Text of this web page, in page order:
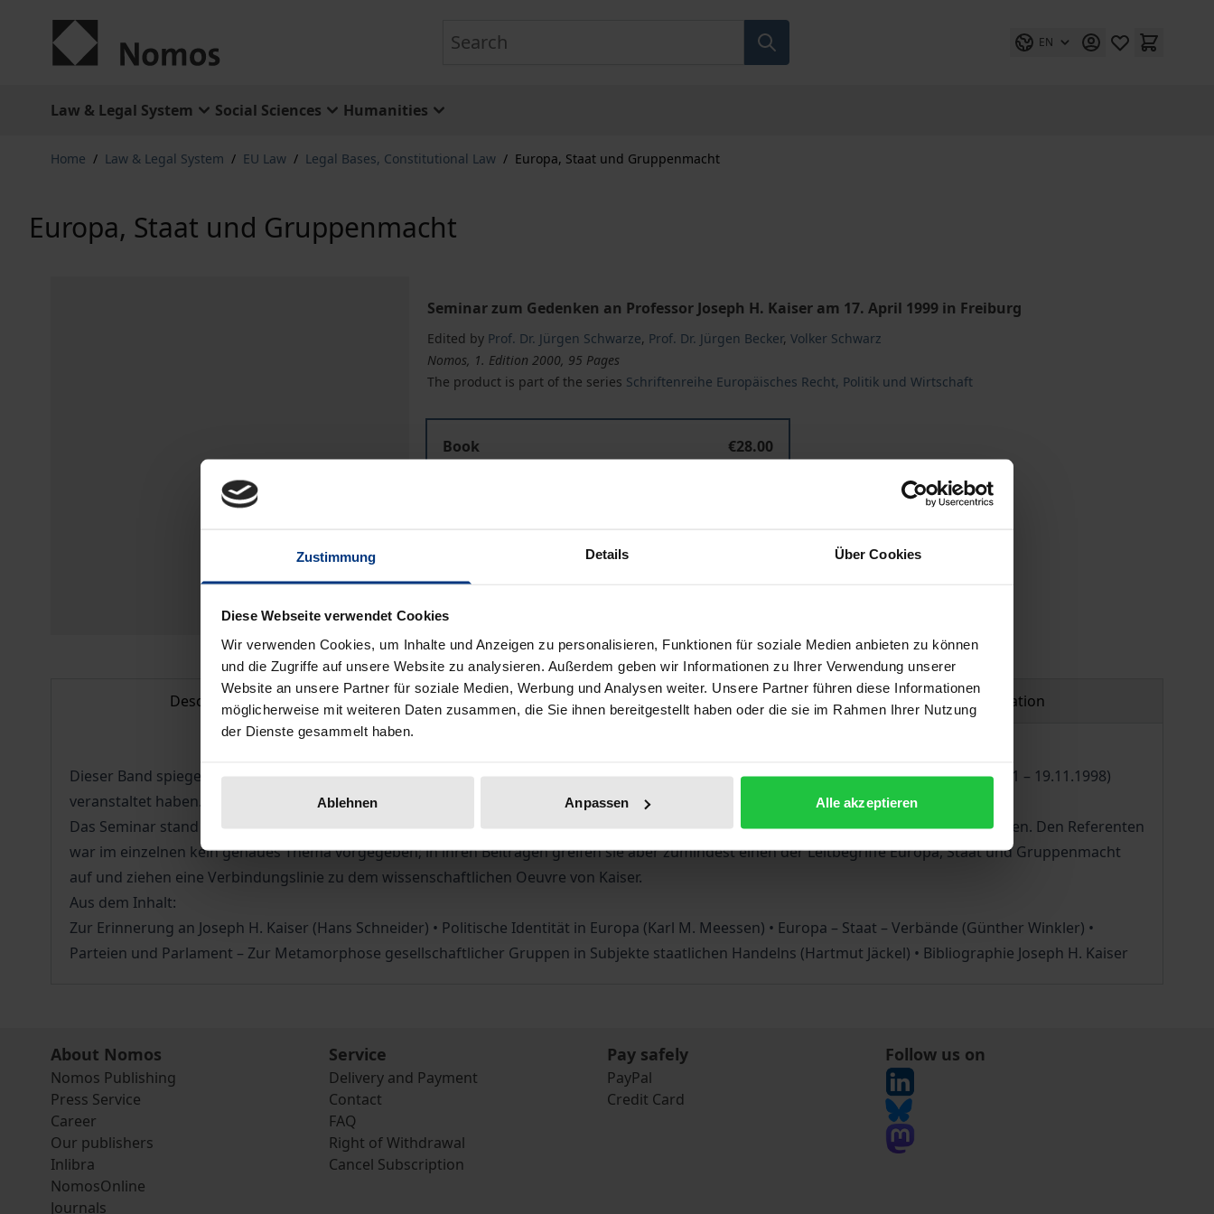
Zustimmung Details Über Cookies
Diese Webseite verwendet Cookies
Wir verwenden Cookies, um Inhalte und Anzeigen zu personalisieren, Funktionen für soziale Medien anbieten zu können
und die Zugriffe auf unsere Website zu analysieren. Außerdem geben wir Informationen zu Ihrer Verwendung unserer
Website an unsere Partner für soziale Medien, Werbung und Analysen weiter. Unsere Partner führen diese Informationen
möglicherweise mit weiteren Daten zusammen, die Sie ihnen bereitgestellt haben oder die sie im Rahmen Ihrer Nutzung
der Dienste gesammelt haben.
Ablehnen Anpassen Alle akzeptieren
EN
Law & Legal System Social Sciences Humanities
Home / Law & Legal System / EU Law / Legal Bases, Constitutional Law / Europa, Staat und Gruppenmacht
Europa, Staat und Gruppenmacht
Seminar zum Gedenken an Professor Joseph H. Kaiser am 17. April 1999 in Freiburg
Edited by Prof. Dr. Jürgen Schwarze, Prof. Dr. Jürgen Becker,Volker Schwarz
Nomos, 1. Edition 2000, 95 Pages
The product is part of the series Schriftenreihe Europäisches Recht, Politik und Wirtschaft
Book
€28.00
Add to Cart
Delivery cost notice
Description Bibliographical data Product safety information
Dieser Band spiegelt den Verlauf eines Seminars wider, das Freunde und Kollegen zum ehrenden Gedenken an Joseph H. Kaiser (12.04.1921 – 19.11.1998)
veranstaltet haben.
Das Seminar stand unter drei Leitbegriffen, welche die wissenschaftliche und praktische Arbeit Joseph H. Kaisers maßgeblich geprägt haben. Den Referenten
war im einzelnen kein genaues Thema vorgegeben; in ihren Beiträgen greifen sie aber zumindest einen der Leitbegriffe Europa, Staat und Gruppenmacht
auf und ziehen eine Verbindungslinie zu dem wissenschaftlichen Oeuvre von Kaiser.
Aus dem Inhalt:
Zur Erinnerung an Joseph H. Kaiser (Hans Schneider) • Politische Identität in Europa (Karl M. Meessen) • Europa – Staat – Verbände (Günther Winkler) •
Parteien und Parlament – Zur Metamorphose gesellschaftlicher Gruppen in Subjekte staatlichen Handelns (Hartmut Jäckel) • Bibliographie Joseph H. Kaiser
About Nomos
Nomos Publishing
Press Service
Career
Our publishers
Inlibra
NomosOnline
Journals
Service
Delivery and Payment
Contact
FAQ
Right of Withdrawal
Cancel Subscription
Pay safely
PayPal
Credit Card
Follow us on